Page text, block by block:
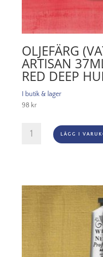
OLJEFÄRG
ARTISAN
RED DEEP
I butik & lager
98 kr
Oljefärg
(vattenlöslig)
Cadmium
red
deep
hue
mängd
LÄGG I